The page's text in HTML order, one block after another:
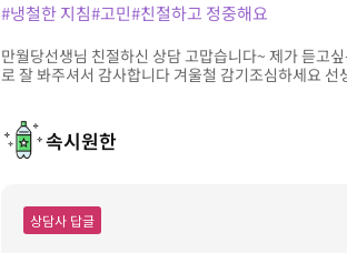
#냉철한 지침#고민#친절하고 정중해요
만월당선생님 친절하신 상담 고맙습니다~ 제가 듣고
로 잘 봐주셔서 감사합니다 겨울철 감기조심하세요 선
속시원한
상담사 답글